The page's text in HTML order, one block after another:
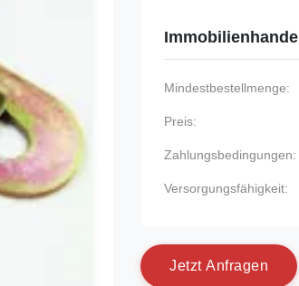
Immobilienhandel
Mindestbestellmenge:
Preis:
Zahlungsbedingungen:
Versorgungsfähigkeit:
Jetzt Anfragen